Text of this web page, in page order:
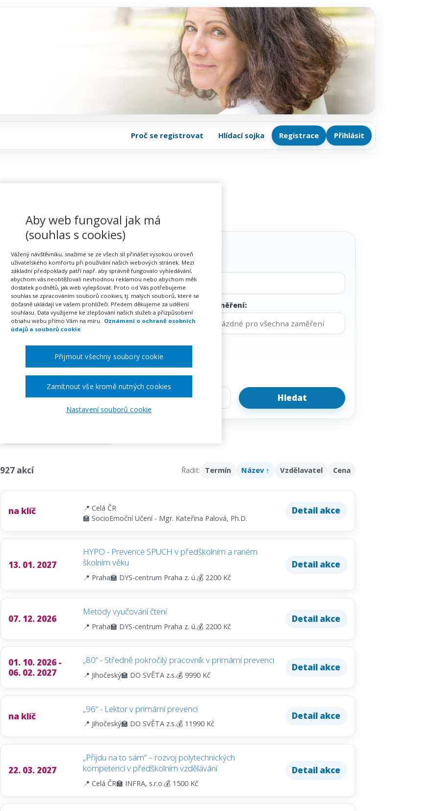
Proč se registrovat Hlídací sojka Registrace Přihlásit
Klíčová slova:
Kraje: Oblast zaměření:
Zobrazit akce:
Obou typů
Na konkrétní termín
927 akcí Řadit: Termín Název ↑ Vzdělavatel Cena
na klíč
📍 Celá ČR
🏫 SocioEmoční Učení - Mgr. Kateřina Palová, Ph.D.
Detail akce
13. 01. 2027
HYPO - Prevence SPUCH v předškolním a raném
školním věku
📍 Praha🏫 DYS-centrum Praha z. ú.💰 2200 Kč
Detail akce
07. 12. 2026
Metody vyučování čtení
📍 Praha🏫 DYS-centrum Praha z. ú.💰 2200 Kč
Detail akce
01. 10. 2026 -
06. 02. 2027
„80“ - Středně pokročilý pracovník v primární prevenci
📍 Jihočeský🏫 DO SVĚTA z.s.💰 9990 Kč
Detail akce
na klíč
„96“ - Lektor v primární prevenci
📍 Jihočeský🏫 DO SVĚTA z.s.💰 11990 Kč
Detail akce
22. 03. 2027
„Přijdu na to sám“ – rozvoj polytechnických
kompetencí v předškolním vzdělávání
📍 Celá ČR🏫 INFRA, s.r.o.💰 1500 Kč
Detail akce
Aby web fungoval jak má
(souhlas s cookies)
Vážený návštěvníku, snažíme se ze všech sil přinášet vysokou úroveň
uživatelského komfortu při používání našich webových stránek. Mezi
základní předpoklady patří např. aby správně fungovalo vyhledávání,
abychom vás neobtěžovali nevhodnou reklamou nebo abychom měli
dostatek podnětů, jak web vylepšovat. Proto od Vás potřebujeme
souhlas se zpracováním souborů cookies, tj. malých souborů, které se
dočasně ukládají ve vašem prohlížeči. Předem děkujeme za udělení
souhlasu. Data využijeme ke zlepšování našich služeb a přizpůsobení
obsahu webu přímo Vám na míru. Oznámení o ochraně osobních
údajů a souborů cookie
Nastavení souborů cookie
Zamítnout vše kromě nutných cookies
Přijmout všechny soubory cookie